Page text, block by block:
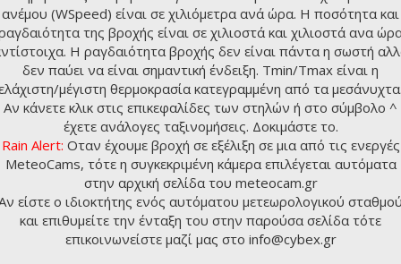
ανέμου (WSpeed) είναι σε χιλιόμετρα ανά ώρα. Η ποσότητα και
της βροχής είναι σε χιλιοστά και χιλιοστά ανα
Η ραγδαιότητα βροχής δεν είναι πάντα η σωστή
δεν παύει να είναι σημαντική ένδειξη. Tmin/Tmax είναι η
μέγιστη θερμοκρασία κατεγραμμένη από τα
Αν κάνετε κλικ στις επικεφαλίδες των στηλών ή στο σύμβολο ^
έχετε ανάλογες ταξινομήσεις. Δοκιμάστε το.
Rain Alert: Οταν έχουμε βροχή σε εξέλιξη σε μια από τις ενεργές
MeteoCams, τότε η συγκεκριμένη κάμερα επιλέγεται αυτόματα
στην αρχική σελίδα του meteocam.gr
είστε ο ιδιοκτήτης ενός αυτόματου μετεωρολογικού
και επιθυμείτε την ένταξη του στην παρούσα σελίδα τότε
επικοινωνείστε μαζί μας στο info@cybex.gr